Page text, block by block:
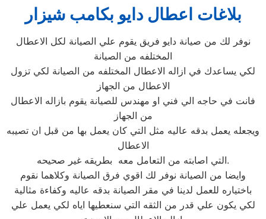
بلاغات اعطال دايو بكامب شيزار
نوفر لك من صيانة دايو فريق يقوم علي الصيانة لكل الاعطال
المختلفه من الصيانة
لكي يساعدك في ازاله الاعطال المختلفه من الصيانة لكي تزول
الاعطال من الجهاز
فانت في حاجه الي فني او مهندس للصيانة يقوم بازاله الاعطال
من الجهاز
ويجعله يعمل بدقه عاليه مثل التي كان يعمل بها من قبل ان تصيبه
الاعطال
التي اصابته من التعامل معه بطريقه غير صحيحه.
وايضا من الصيانة نوفر لك اقوي فرق الصيانة وكلاهما نقوم
باختياره للعمل لدينا في مقر الصيانة بدقه عاليه وكفاءة مثالية
لكي يكون علي قدر من الثقه التي سنعطيها اياه لكي يعمل علي